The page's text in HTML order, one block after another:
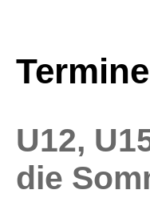
Termine
U12,
die